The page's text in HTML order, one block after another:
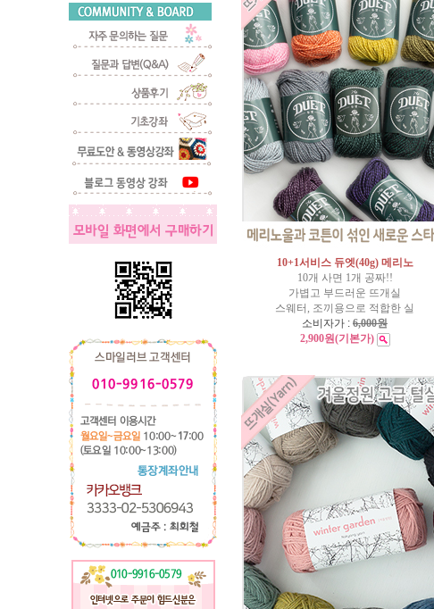
10+1서비스 듀엣(40g) 메리노
10개 사면 1개 공짜!!
가볍고 부드러운 뜨개실
스웨터, 조끼용으로 적합한 실
소비자가 : 6,000원
2,900원(기본가)